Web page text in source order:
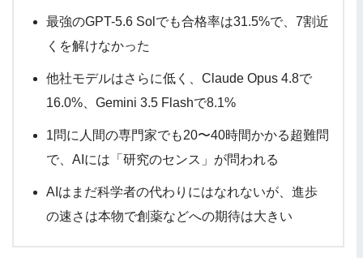
最強のGPT-5.6 Solでも合格率は31.5%で、7割近
くを解けなかった
他社モデルはさらに低く、Claude Opus 4.8で
16.0%、Gemini 3.5 Flashで8.1%
1問に人間の専門家でも20〜40時間かかる超難問
で、AIには「研究のセンス」が問われる
AIはまだ科学者の代わりにはなれないが、進歩
の速さは本物で創薬などへの期待は大きい